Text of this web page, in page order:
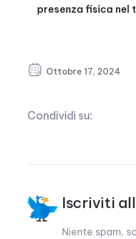
presenza fisica nel
Ottobre 17, 2024
Condividi su:
Iscriviti
Niente spam,